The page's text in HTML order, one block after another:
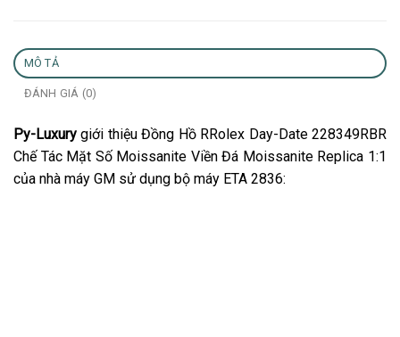
MÔ TẢ
ĐÁNH GIÁ (0)
Py-Luxury giới thiệu Đồng Hồ RRolex Day-Date 228349RBR
Chế Tác Mặt Số Moissanite Viền Đá Moissanite Replica 1:1
của nhà máy GM sử dụng bộ máy ETA 2836: